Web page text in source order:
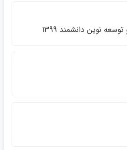
نوين دانشمند 1399